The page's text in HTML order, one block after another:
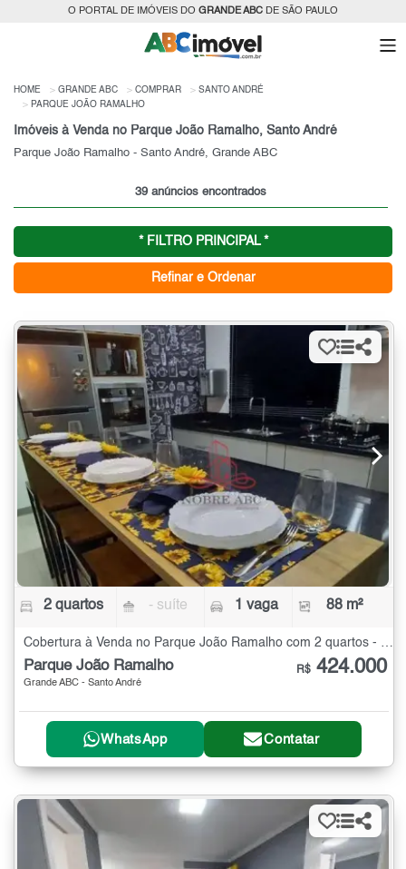
O PORTAL DE IMÓVEIS DO GRANDE ABC DE SÃO PAULO
HOME GRANDE ABC COMPRAR
SANTO ANDRÉ
PARQUE JOÃO RAMALHO
Imóveis à Venda no Parque João Ramalho, Santo André
Parque João Ramalho - Santo André, Grande ABC
39 anúncios encontrados
* FILTRO PRINCIPAL *
Refinar e Ordenar
2 quartos - suíte 1 vaga 88 m²
Cobertura à Venda no Parque João Ramalho com 2 quartos - 88 m²
Parque João Ramalho
Grande ABC - Santo André
R$ 424.000
WhatsApp Contatar